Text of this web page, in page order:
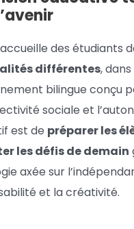
accueille des étudiants
différentes,
bilingue conçu
sociale et
est de préparer les
les défis de demain
axée sur
et la créativité.